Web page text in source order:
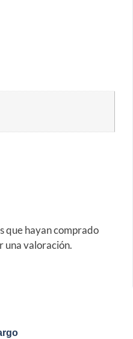
que hayan comprado
una valoración.